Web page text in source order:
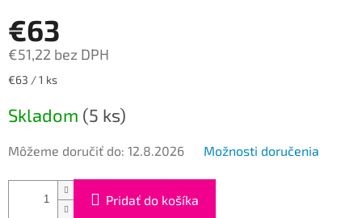
€63
€51,22 bez DPH
Jednotková
€63 / 1 ks
Skladom (5 ks)
Môžeme doručiť do: 12.8.2026 Možnosti doručenia
Pridať do košíka